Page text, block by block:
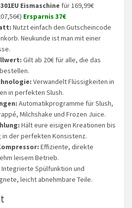
Eismaschine für 169,99€
Ersparnis 37€
Nutzt einfach den Gutscheincode
Neukunde ist man mit einer
Gilt ab 20€ für alle, die das
Verwandelt Flüssigkeiten in
in perfekten Slush.
Automatikprogramme für Slush,
Milchshake und Frozen Juice.
Hält eure eisigen Kreationen bis
in der perfekten Konsistenz.
Effiziente, direkte
leisem Betrieb.
Integrierte Spülfunktion und
leicht abnehmbare Teile.